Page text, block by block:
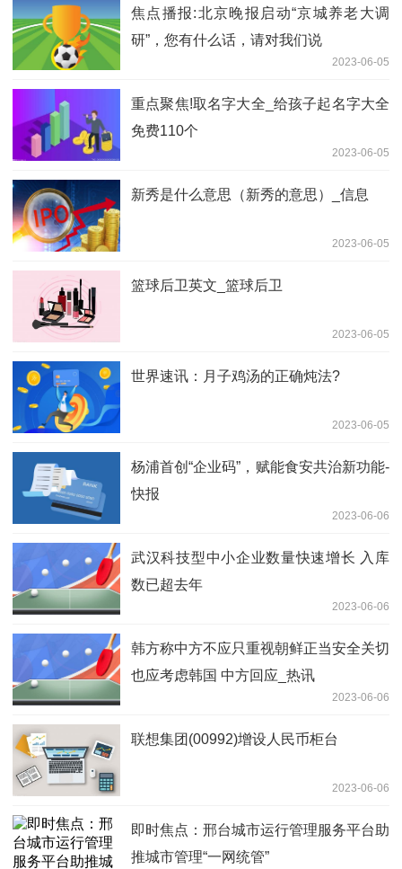
焦点播报:北京晚报启动“京城养老大调
研”，您有什么话，请对我们说
2023-06-05
重点聚焦!取名字大全_给孩子起名字大全
免费110个
2023-06-05
新秀是什么意思（新秀的意思）_信息
2023-06-05
篮球后卫英文_篮球后卫
2023-06-05
世界速讯：月子鸡汤的正确炖法?
2023-06-05
杨浦首创“企业码”，赋能食安共治新功能-
快报
2023-06-06
武汉科技型中小企业数量快速增长 入库
数已超去年
2023-06-06
韩方称中方不应只重视朝鲜正当安全关切
也应考虑韩国 中方回应_热讯
2023-06-06
联想集团(00992)增设人民币柜台
2023-06-06
即时焦点：邢台城市运行管理服务平台助
推城市管理“一网统管”